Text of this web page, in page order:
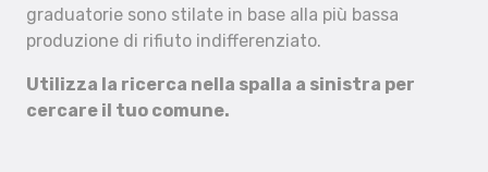
graduatorie sono stilate in base alla più bassa
produzione di rifiuto indifferenziato.
Utilizza la ricerca nella spalla a sinistra per
cercare il tuo comune.